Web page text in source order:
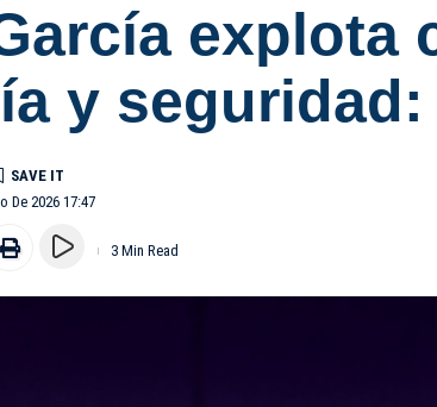
explota
y
De 2026 17:47
3 Min Read